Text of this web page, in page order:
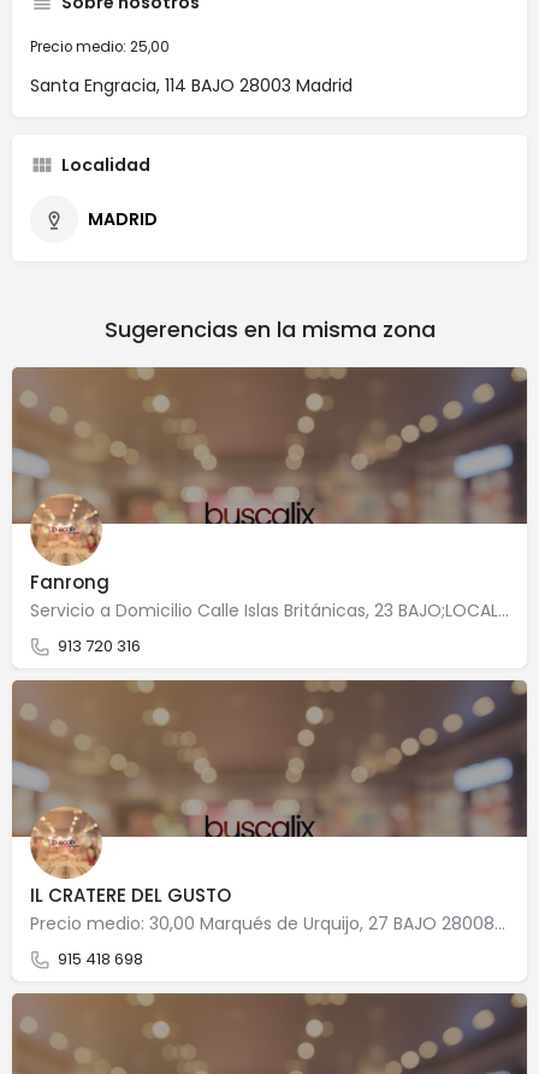
Precio medio: 25,00
Santa Engracia, 114 BAJO 28003 Madrid
Localidad
MADRID
Sugerencias en la misma zona
Fanrong
Servicio a Domicilio Calle Islas Británicas, 23 BAJO;LOCAL 28034 Madrid
913 720 316
IL CRATERE DEL GUSTO
Precio medio: 30,00 Marqués de Urquijo, 27 BAJO 28008 Madrid
915 418 698